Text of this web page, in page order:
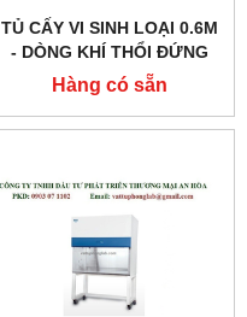
TỦ CẤY VI SINH LOẠI 0.6M
- DÒNG KHÍ THỔI ĐỨNG
MODEL: AVC-2D1
Hàng có sẵn